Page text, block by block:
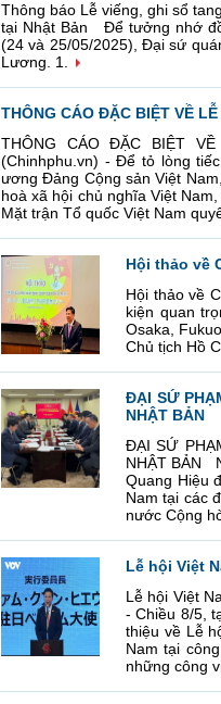
Thông báo Lễ viếng, ghi sổ
tại Nhật Bản Để tưởng nhớ
(24 và 25/05/2025), Đại sứ
Lương. 1.
THÔNG CÁO ĐẶC BIỆT VỀ
THÔNG CÁO ĐẶC BIỆT
(Chinhphu.vn) - Để tỏ lòng
ương Đảng Cộng sản Việt
hoà xã hội chủ nghĩa Việt
Mặt trận Tổ quốc Việt Nam
Hội thảo về
Hội thảo về
kiện quan
Osaka,
Chủ tịch Hồ
ĐẠI SỨ
NHẬT BẢN
ĐẠI SỨ
NHẬT BẢN
Quang Hiệu
Nam tại các
nước Cộng
Lễ hội Việt
Lễ hội Việt
- Chiều 8/5,
thiệu về Lễ
Nam tại
những công